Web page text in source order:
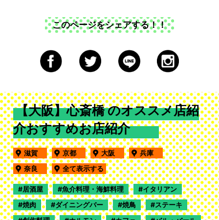
このページをシェアする！！
【大阪】心斎橋 のオススメ店紹
介おすすめお店紹介
滋賀 京都 大阪
兵庫
奈良
全て表示する
居酒屋 魚介料理・海鮮料理
イタリアン
焼肉
ダイニングバー 焼鳥
ステーキ